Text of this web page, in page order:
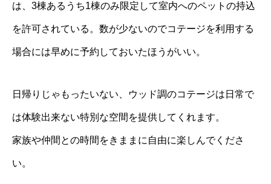
は、3棟あるうち1棟のみ限定して室内へのペットの持込
を許可されている。数が少ないのでコテージを利用する
場合には早めに予約しておいたほうがいい。
日帰りじゃもったいない、ウッド調のコテージは日常で
は体験出来ない特別な空間を提供してくれます。
家族や仲間との時間をきままに自由に楽しんでくださ
い。